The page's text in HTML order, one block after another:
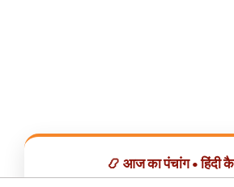
📿 आज का पंचांग • हिंदी